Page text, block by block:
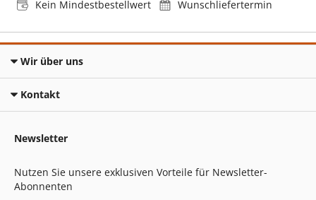
Kein Mindestbestellwert
Wunschliefertermin
Wir über uns
Kontakt
Newsletter
Nutzen Sie unsere exklusiven Vorteile für Newsletter-
Abonnenten